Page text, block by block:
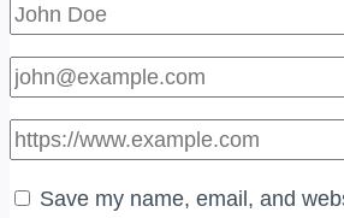
Save my name, email, and